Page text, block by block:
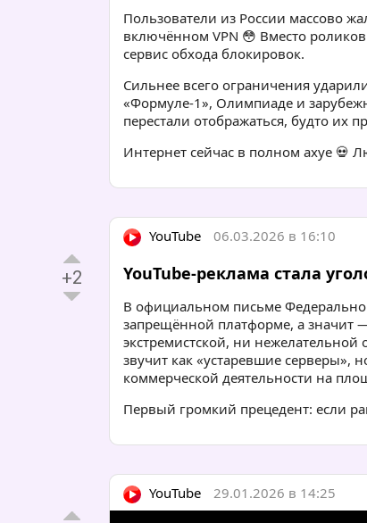
Пользователи из России массово
включённом VPN 😳 Вместо
сервис обхода блокировок.
Сильнее всего ограничения
«Формуле-1», Олимпиаде и
перестали отображаться, будто их
Интернет сейчас в полном ахуе 💀
YouTube 06.03.2026 в 16:10
+2 YouTube-реклама стала
В официальном письме
запрещённой платформе, а значит
экстремистской, ни
звучит как «устаревшие серверы»,
коммерческой деятельности на
Первый громкий прецедент: если
YouTube 29.01.2026 в 14:25